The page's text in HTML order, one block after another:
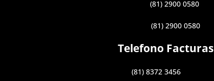
(81) 2900 0580
(81) 2900 0580
Telefono Facturas
(81) 8372 3456